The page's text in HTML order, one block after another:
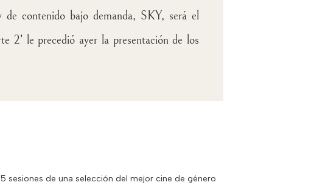
contenido bajo demanda, SKY, será el
2’ le precedió ayer la presentación de los
sesiones de una selección del mejor cine de género